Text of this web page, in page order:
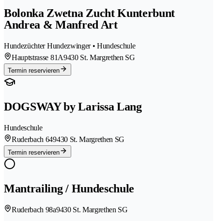
Bolonka Zwetna Zucht Kunterbunt
Andrea & Manfred Art
Hundezüchter Hundezwinger • Hundeschule
Hauptstrasse 81A9430 St. Margrethen SG
Termin reservieren
DOGSWAY by Larissa Lang
Hundeschule
Ruderbach 649430 St. Margrethen SG
Termin reservieren
Mantrailing / Hundeschule
Ruderbach 98a9430 St. Margrethen SG